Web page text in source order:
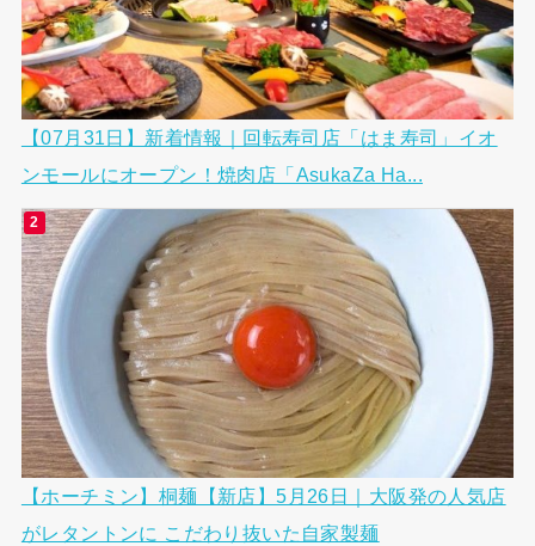
【07月31日】新着情報｜回転寿司店「はま寿司」イオ
ンモールにオープン！焼肉店「AsukaZa Ha...
【ホーチミン】桐麺【新店】5月26日｜大阪発の人気店
がレタントンに こだわり抜いた自家製麺